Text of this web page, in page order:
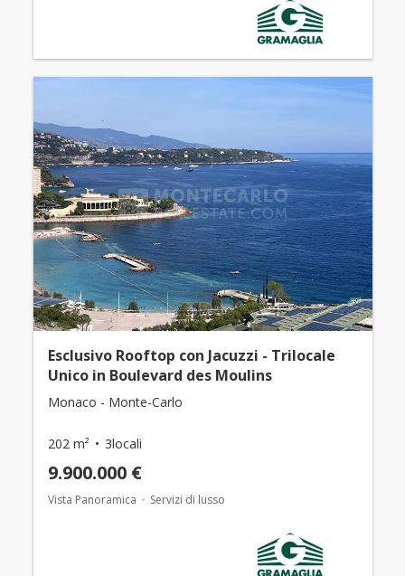
Esclusivo Rooftop con Jacuzzi - Trilocale
Unico in Boulevard des Moulins
Monaco - Monte-Carlo
202 m² 3locali
9.900.000 €
Vista Panoramica Servizi di lusso